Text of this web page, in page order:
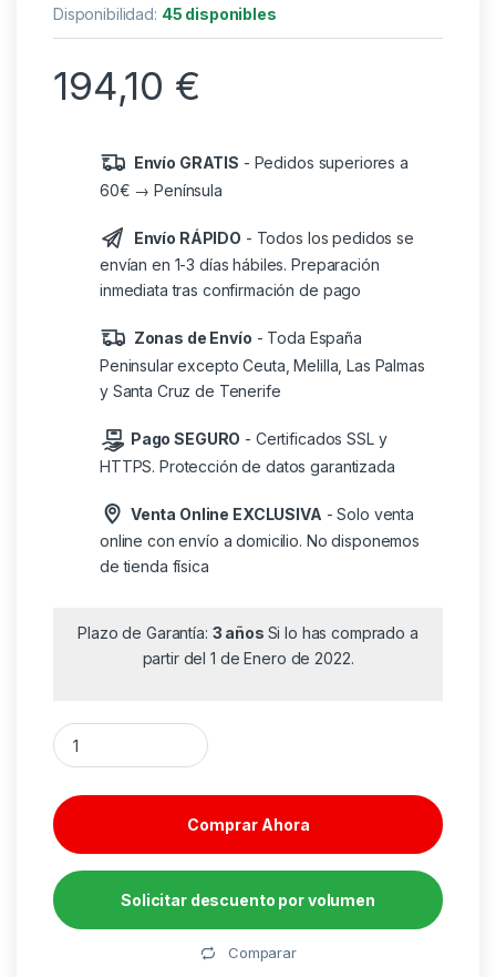
Disponibilidad: 45 disponibles
194,10 €
Envío GRATIS - Pedidos superiores a
60€ → Península
Envío RÁPIDO - Todos los pedidos se
envían en 1-3 días hábiles. Preparación
inmediata tras confirmación de pago
Zonas de Envío - Toda España
Peninsular excepto Ceuta, Melilla, Las Palmas
y Santa Cruz de Tenerife
Pago SEGURO - Certificados SSL y
HTTPS. Protección de datos garantizada
Venta Online EXCLUSIVA - Solo venta
online con envío a domicilio. No disponemos
de tienda física
Plazo de Garantía: 3 años Si lo has comprado a
partir del 1 de Enero de 2022.
Lector de Código de Barras 1D Honeywell Voyager 1202G/
Comprar Ahora
Solicitar descuento por volumen
Comparar